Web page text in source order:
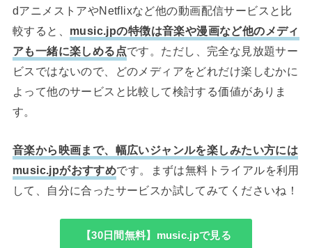
dアニメストアやNetflixなど他の動画配信サービスと比
較すると、 music.jpの特徴は音楽や漫画など他のメディ
アも一緒に楽しめる点です。ただし、完全な見放題サー
ビスではないので、どのメディアをどれだけ楽しむかに
よって他のサービスと比較して検討する価値がありま
す。
音楽から映画まで、幅広いジャンルを楽しみたい方には
music.jpがおすすめです。まずは無料トライアルを利用
して、自分に合ったサービスか試してみてくださいね！
【30日間無料】music.jpで見る